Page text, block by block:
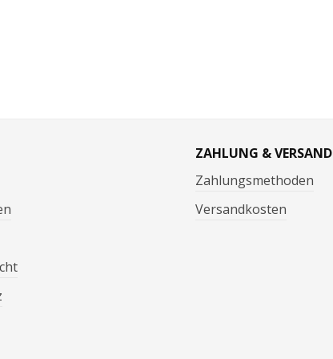
ZAHLUNG & VERSAND
Zahlungsmethoden
Versandkosten